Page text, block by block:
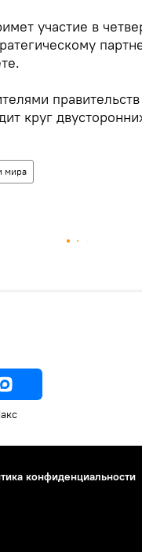
участие в
круг
мира
конфиденциальности